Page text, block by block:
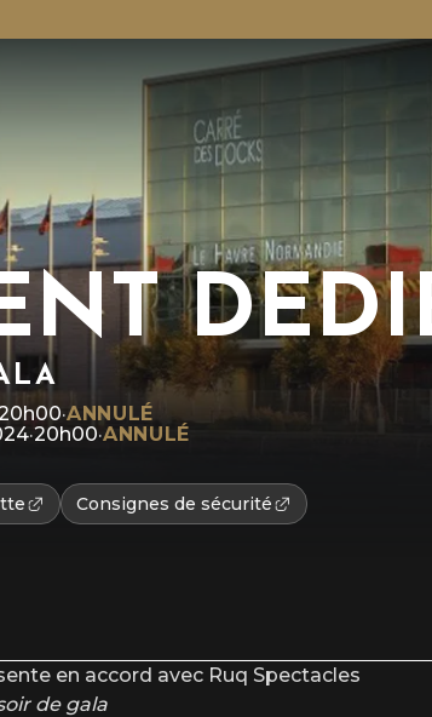
Recevez
vous
Rivaj Group traite votre
la gestion de votre
Le Carré des Docks /
·ANNULÉ
·20h00·ANNULÉ
Consignes de sécurité
en accord avec Ruq Spectacles
de gala